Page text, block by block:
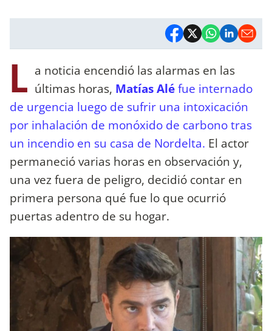
L a noticia encendió las alarmas en las
últimas horas, Matías Aléfue internado
de urgencia luego de sufrir una intoxicación
por inhalación de monóxido de carbono tras
un incendio en su casa de Nordelta. El actor
permaneció varias horas en observación y,
una vez fuera de peligro, decidió contar en
primera persona qué fue lo que ocurrió
puertas adentro de su hogar.